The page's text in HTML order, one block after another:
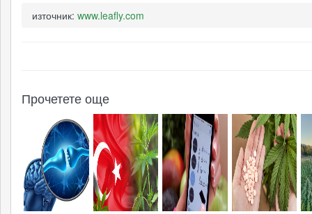
източник: www.leafly.com
Прочетете още